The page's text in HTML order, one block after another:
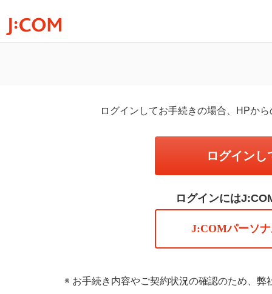
ログインしてお手続きの場合、HPか
ログインし
ログインには
J:COMパーソ
お手続き内容やご契約状況の確認のため、